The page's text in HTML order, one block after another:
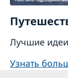
Лучшие
Узнать